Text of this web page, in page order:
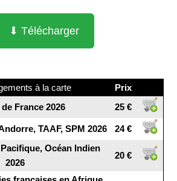
⬇ Télécharger
à la carte
Prix
France 2026
25 €
TAAF, SPM 2026
24 €
Océan Indien
2026
20 €